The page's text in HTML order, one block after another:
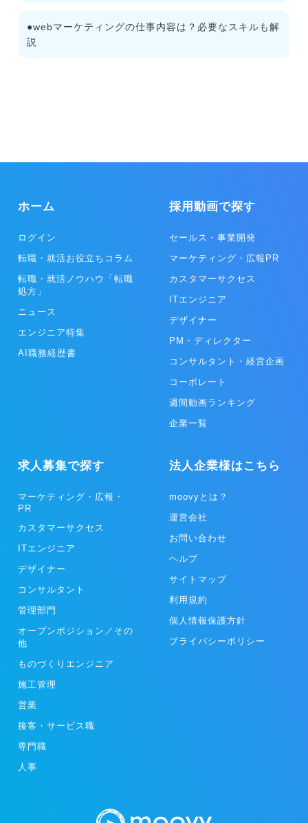
●webマーケティングの仕事内容は？必要なスキルも解
説
ホーム
ログイン
転職・就活お役立ちコラム
転職・就活ノウハウ「転職
処方」
ニュース
エンジニア特集
AI職務経歴書
採用動画で探す
セールス・事業開発
マーケティング・広報PR
カスタマーサクセス
ITエンジニア
デザイナー
PM・ディレクター
コンサルタント・経営企画
コーポレート
週間動画ランキング
企業一覧
求人募集で探す
マーケティング・広報・
PR
カスタマーサクセス
ITエンジニア
デザイナー
コンサルタント
管理部門
オープンポジション／その
他
ものづくりエンジニア
施工管理
営業
接客・サービス職
専門職
人事
法人企業様はこちら
moovyとは？
運営会社
お問い合わせ
ヘルプ
サイトマップ
利用規約
個人情報保護方針
プライバシーポリシー